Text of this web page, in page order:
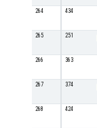
264 434
265 251
266 363
267 374
268 424